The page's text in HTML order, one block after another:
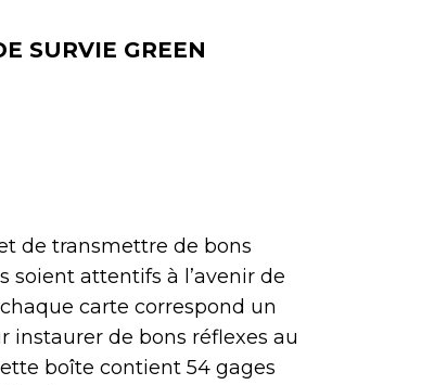
SURVIE GREEN
de transmettre de bons
soient attentifs à l’avenir de
carte correspond un
instaurer de bons réflexes au
boîte contient 54 gages